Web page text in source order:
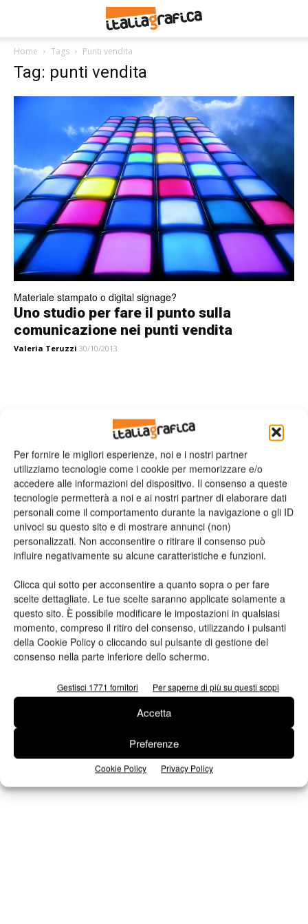
Per fornire le migliori esperienze, noi e i nostri partner
utilizziamo tecnologie come i cookie per memorizzare e/o
accedere alle informazioni del dispositivo. Il consenso a queste
tecnologie permetterà a noi e ai nostri partner di elaborare dati
personali come il comportamento durante la navigazione o gli ID
univoci su questo sito e di mostrare annunci (non)
personalizzati. Non acconsentire o ritirare il consenso può
influire negativamente su alcune caratteristiche e funzioni.
Clicca qui sotto per acconsentire a quanto sopra o per fare
scelte dettagliate. Le tue scelte saranno applicate solamente a
questo sito. È possibile modificare le impostazioni in qualsiasi
momento, compreso il ritiro del consenso, utilizzando i pulsanti
della Cookie Policy o cliccando sul pulsante di gestione del
consenso nella parte inferiore dello schermo.
Gestisci 1771 fornitori Per saperne di più su questi scopi
Accetta
Preferenze
Cookie Policy Privacy Policy
Home Tags Punti vendita
Tag: punti vendita
Materiale stampato o digital signage?
Uno studio per fare il punto sulla
comunicazione nei punti vendita
Valeria Teruzzi 30/10/2013
Edicola Web
Iscriviti alla newsletter
Seguici su Facebook